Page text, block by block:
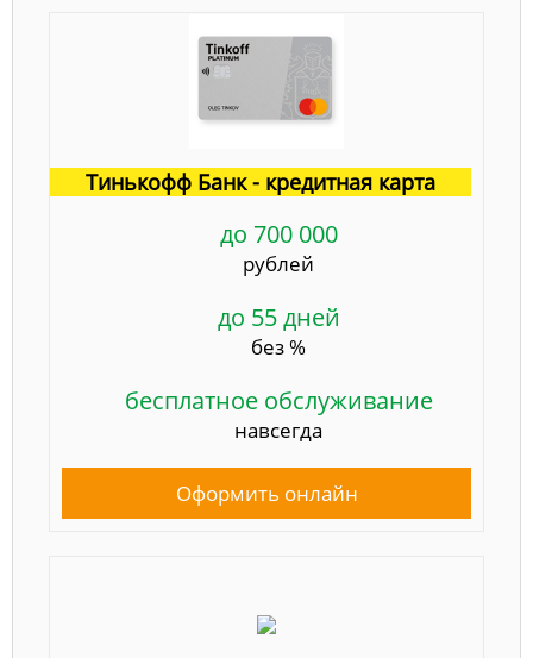
Тинькофф Банк - кредитная карта
до 700 000
рублей
до 55 дней
без %
бесплатное обслуживание
навсегда
Оформить онлайн